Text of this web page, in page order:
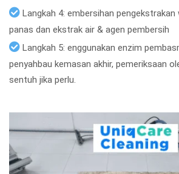
Langkah 4: embersihan
panas dan ekstrak air & agen pembersih
Langkah 5: enggunakan enzim
penyahbau kemasan akhir, pemeriksaan
sentuh jika perlu.